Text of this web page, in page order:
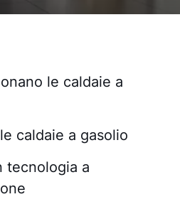
le caldaie a
caldaie a gasolio
tecnologia a